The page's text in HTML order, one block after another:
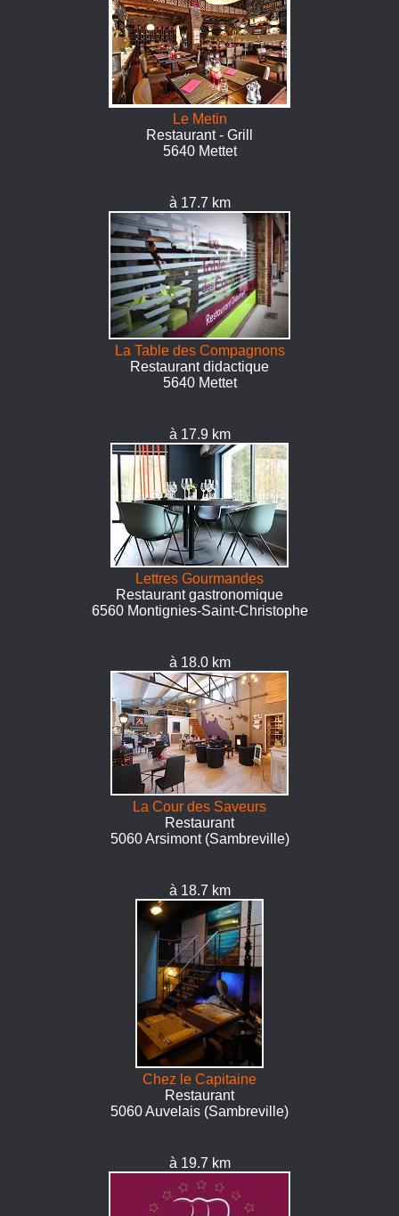
Le Metin
Restaurant - Grill
5640 Mettet
à 17.7 km
La Table des Compagnons
Restaurant didactique
5640 Mettet
à 17.9 km
Lettres Gourmandes
Restaurant gastronomique
6560 Montignies-Saint-Christophe
à 18.0 km
La Cour des Saveurs
Restaurant
5060 Arsimont (Sambreville)
à 18.7 km
Chez le Capitaine
Restaurant
5060 Auvelais (Sambreville)
à 19.7 km